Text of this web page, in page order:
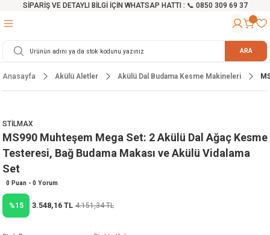
SİPARİŞ VE DETAYLI BİLGİ İÇİN WHATSAP HATTI : 📞 0850 309 69 37
Testereler
Makinesi
Cihazları
Mikser
ve Arabalar
Malzemeleri ARA
Anasayfa Akülü Aletler Akülü Dal Budama Kesme Makineleri
STİLMAX
MS990 Muhteşem Mega Set: 2 Akülü Dal Ağaç Kesme
Testeresi, Bağ Budama Makası ve Akülü Vidalama
Set
0 Puan - 0 Yorum
%15 3.548,16 TL 4.151,34 TL